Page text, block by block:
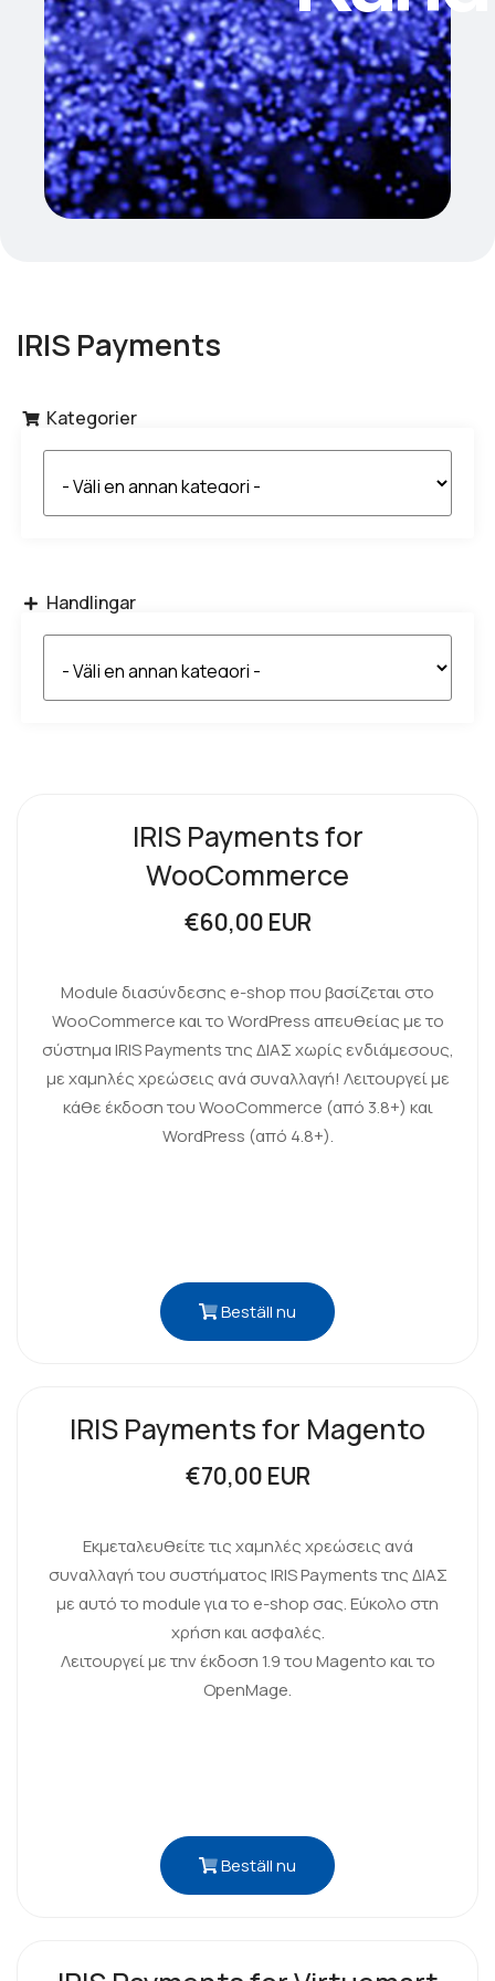
IRIS Payments
Kategorier
Handlingar
IRIS Payments for
WooCommerce
€60,00 EUR
Module διασύνδεσης e-shop που βασίζεται στο
WooCommerce και το WordPress απευθείας με το
σύστημα IRIS Payments της ΔΙΑΣ χωρίς ενδιάμεσους,
με χαμηλές χρεώσεις ανά συναλλαγή! Λειτουργεί με
κάθε έκδοση του WooCommerce (από 3.8+) και
WordPress (από 4.8+).
Beställ nu
IRIS Payments for Magento
€70,00 EUR
Εκμεταλευθείτε τις χαμηλές χρεώσεις ανά
συναλλαγή του συστήματος IRIS Payments της ΔΙΑΣ
με αυτό το module για το e-shop σας. Εύκολο στη
χρήση και ασφαλές.
Λειτουργεί με την έκδοση 1.9 του Magento και το
OpenMage.
Beställ nu